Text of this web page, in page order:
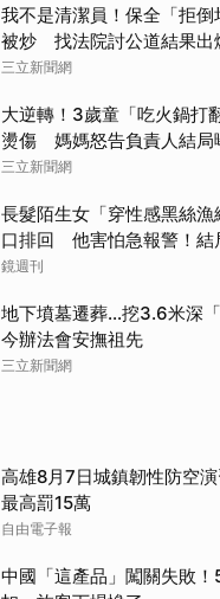
我不是清潔員！保全「拒
被炒 找法院討公道結果出
三立新聞網
大逆轉！3歲童「吃火鍋打
燙傷 媽媽怒告負責人結局
三立新聞網
長髮陌生女「穿性感黑絲漁
口排回 他害怕急報警！結
鏡週刊
地下墳墓遷葬…挖3.6米深
今辦法會安撫祖先
三立新聞網
高雄8月7日城鎮韌性防空
最高罰15萬
自由電子報
中國「這產品」闖關失敗